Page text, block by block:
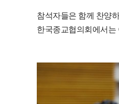
참석자들은 함께 찬양
한국종교협의회에서는